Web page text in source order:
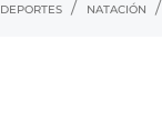
DEPORTES NATACIÓN